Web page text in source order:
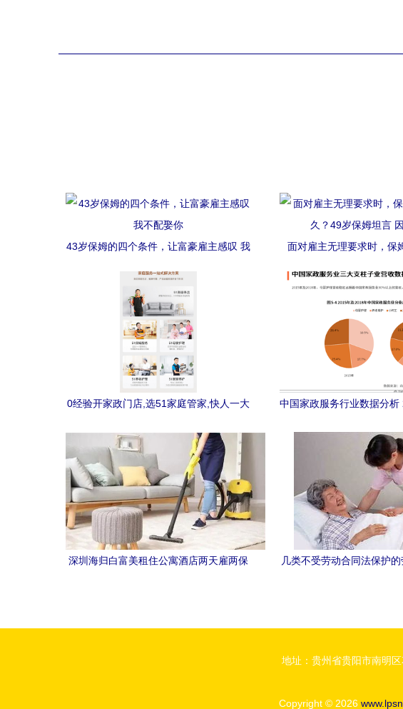
43岁保姆的四个条件，让富豪雇主感叹 我
面对雇主无理要求时，保
0经验开家政门店,选51家庭管家,快人一大
中国家政服务行业数据分
深圳海归白富美租住公寓酒店两天雇两保
几类不受劳动合同法保护
地址：贵州省贵阳市南明
Copyright © 2026